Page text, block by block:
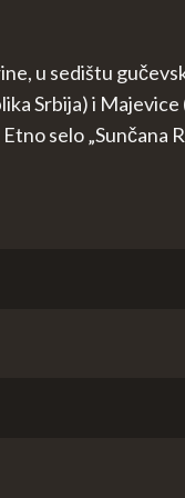
u sedištu
Srbija) i Majevice
selo „Sunčana